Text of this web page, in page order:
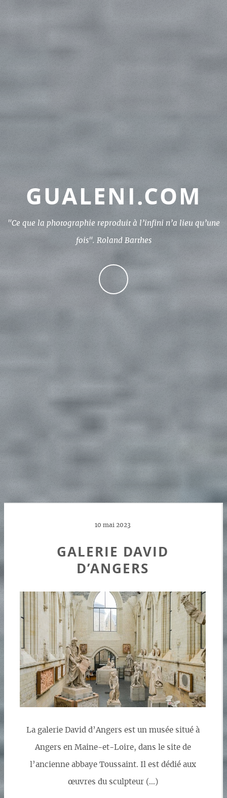
GUALENI.COM
"Ce que la photographie reproduit à l’infini n’a lieu qu’une
fois". Roland Barthes
10 mai 2023
GALERIE DAVID
D’ANGERS
La galerie David d’Angers est un musée situé à
Angers en Maine-et-Loire, dans le site de
l’ancienne abbaye Toussaint. Il est dédié aux
œuvres du sculpteur (…)